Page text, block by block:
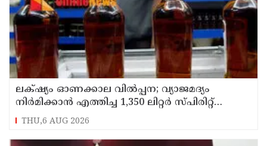
ലക്‌ഷ്യം ഓണക്കാല വിൽപ്പന; വ്യാജമദ്യം
നിർമിക്കാൻ എത്തിച്ച 1,350 ലിറ്റർ സ്പിരിറ്റ്
പിടികൂടി; രണ്ട് പേർ അറസ്റ്റിൽ
THU,6 AUG 2026